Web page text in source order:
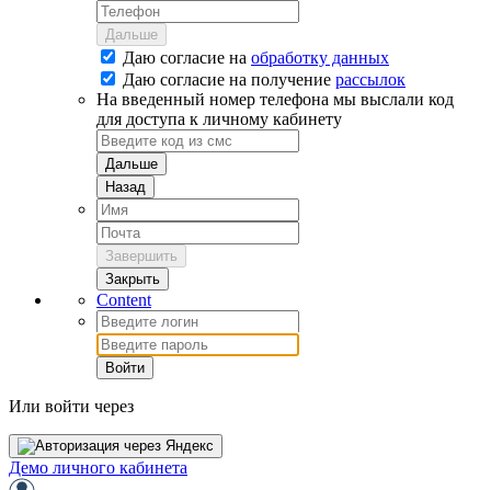
Дальше
Даю согласие на обработку данных
Даю согласие на получение рассылок
На введенный номер телефона мы выслали код
для доступа к личному кабинету
Дальше
Назад
Завершить
Закрыть
Content
Войти
Или войти через
Демо личного кабинета